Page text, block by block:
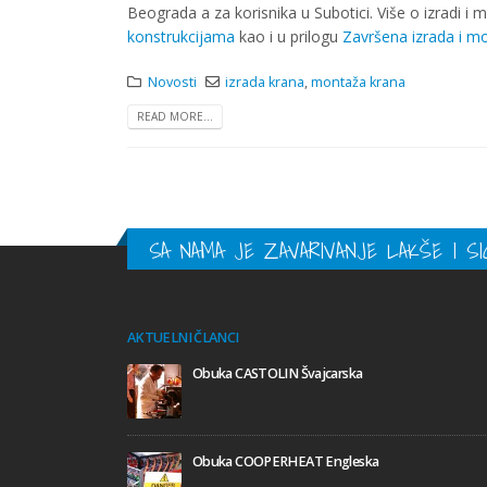
Beograda a za korisnika u Subotici. Više o izradi i
konstrukcijama kao i u prilogu Završena izrada i
Novosti izrada krana,montaža krana
READ MORE...
SA NAMA JE ZAVARIVANJE LAKŠE I
AKTUELNI ČLANCI
Obuka CASTOLIN Švajcarska
Obuka COOPERHEAT Engleska